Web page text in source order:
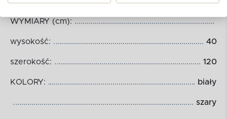
WYMIARY (cm):
wysokość: 40
szerokość: 120
KOLORY: biały
szary